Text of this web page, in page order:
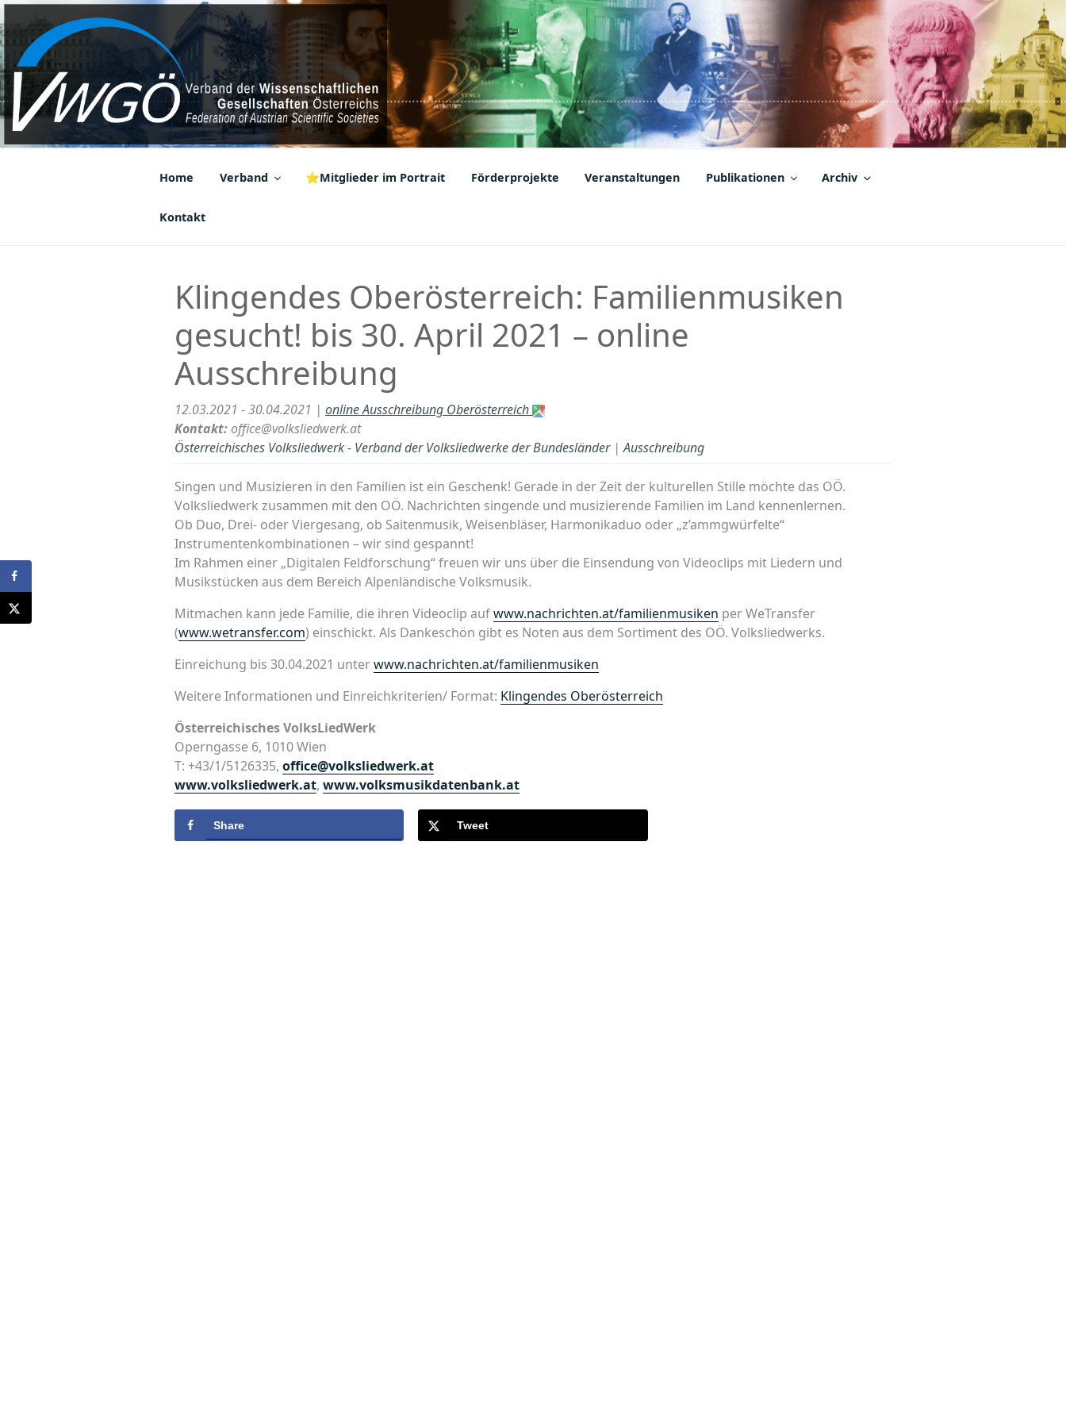
Zum
Inhalt
springen
VWGÖ
Federation of Austrian Scientific Societies
Home Verband ⭐Mitglieder im Portrait Förderprojekte Veranstaltungen Publikationen Archiv
Kontakt
Klingendes Oberösterreich: Familienmusiken
gesucht! bis 30. April 2021 – online
Ausschreibung
12.03.2021 - 30.04.2021 | online Ausschreibung Oberösterreich
Kontakt:office@volksliedwerk.at
Österreichisches Volksliedwerk - Verband der Volksliedwerke der Bundesländer|Ausschreibung
Singen und Musizieren in den Familien ist ein Geschenk! Gerade in der Zeit der kulturellen Stille möchte das OÖ.
Volksliedwerk zusammen mit den OÖ. Nachrichten singende und musizierende Familien im Land kennenlernen.
Ob Duo, Drei- oder Viergesang, ob Saitenmusik, Weisenbläser, Harmonikaduo oder „z’ammgwürfelte“
Instrumentenkombinationen – wir sind gespannt!
Im Rahmen einer „Digitalen Feldforschung“ freuen wir uns über die Einsendung von Videoclips mit Liedern und
Musikstücken aus dem Bereich Alpenländische Volksmusik.
Mitmachen kann jede Familie, die ihren Videoclip aufwww.nachrichten.at/familienmusiken per WeTransfer
(www.wetransfer.com) einschickt. Als Dankeschön gibt es Noten aus dem Sortiment des OÖ. Volksliedwerks.
Einreichung bis 30.04.2021 unterwww.nachrichten.at/familienmusiken
Weitere Informationen und Einreichkriterien/ Format: Klingendes Oberösterreich
Österreichisches VolksLiedWerk
Operngasse 6, 1010 Wien
T: +43/1/5126335, office@volksliedwerk.at
www.volksliedwerk.at, www.volksmusikdatenbank.at
Share Tweet